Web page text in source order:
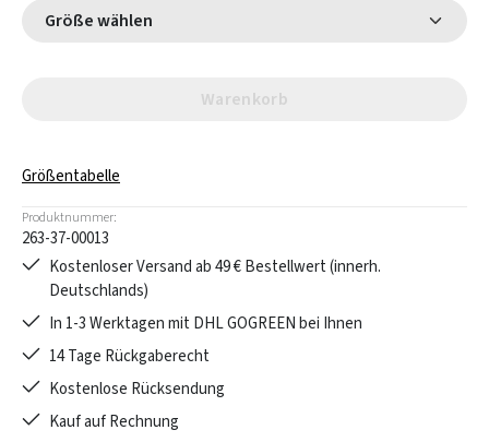
Größe wählen
Warenkorb
Größentabelle
Produktnummer:
263-37-00013
Kostenloser Versand ab 49 € Bestellwert (innerh.
Deutschlands)
In 1-3 Werktagen mit DHL GOGREEN bei Ihnen
14 Tage Rückgaberecht
Kostenlose Rücksendung
Kauf auf Rechnung